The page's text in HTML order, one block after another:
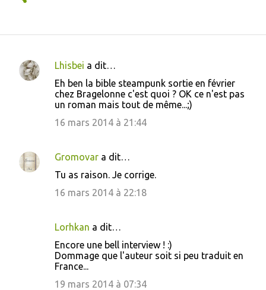
C
n
t
Lhisbei a dit…
Eh ben la bible steampunk sortie en février
chez Bragelonne c'est quoi ? OK ce n'est pas
un roman mais tout de même...;)
16 mars 2014 à 21:44
Gromovar a dit…
Tu as raison. Je corrige.
16 mars 2014 à 22:18
Lorhkan a dit…
Encore une bell interview ! :)
Dommage que l'auteur soit si peu traduit en
France...
19 mars 2014 à 07:34